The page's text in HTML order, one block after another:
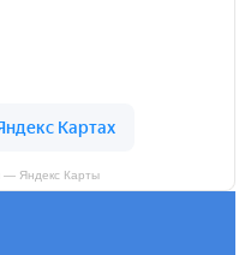
— Яндекс Карты